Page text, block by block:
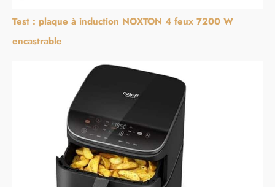
Test : plaque à induction NOXTON 4 feux 7200 W
encastrable